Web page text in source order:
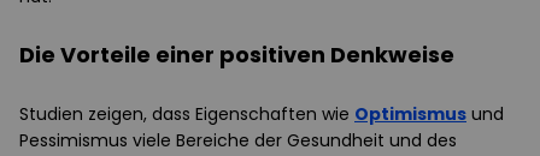
Die Vorteile einer positiven Denkweise
Studien zeigen, dass Eigenschaften wie Optimismus und
Pessimismus viele Bereiche der Gesundheit und des